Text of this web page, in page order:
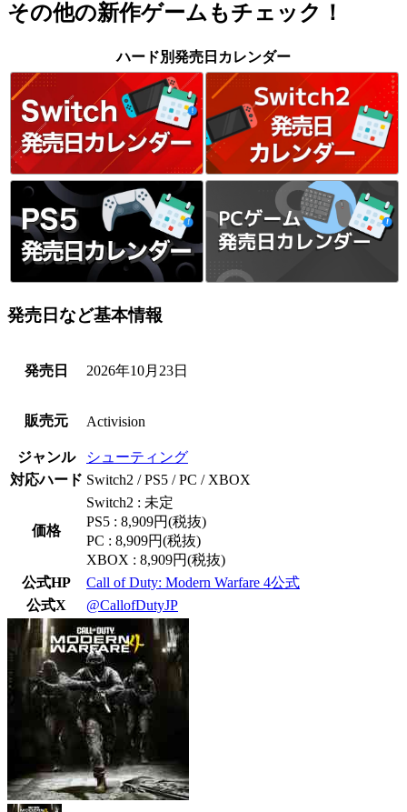
その他の新作ゲームもチェック！
ハード別発売日カレンダー
発売日など基本情報
発売日 2026年10月23日
販売元 Activision
ジャンル
シューティング
対応ハード Switch2 / PS5 / PC / XBOX
価格
Switch2 : 未定
PS5 : 8,909円(税抜)
PC : 8,909円(税抜)
XBOX : 8,909円(税抜)
公式HP
Call of Duty: Modern Warfare 4公式
公式X
@CallofDutyJP